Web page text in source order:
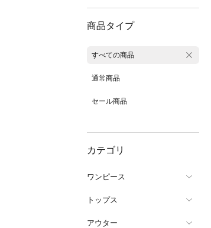
商品タイプ
すべての商品
通常商品
セール商品
カテゴリ
ワンピース
トップス
アウター